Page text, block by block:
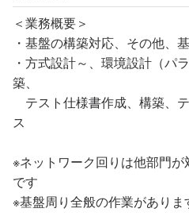
＜業務概要＞
・基盤の構築対応、その他、
・方式設計～、環境設計（パ
築、
テスト仕様書作成、構築、
ス
※ネットワーク回りは他部門
です
※基盤周り全般の作業がありま